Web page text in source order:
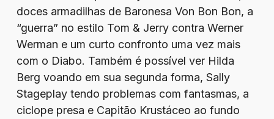
doces armadilhas de Baronesa Von Bon Bon, a
“guerra” no estilo Tom & Jerry contra Werner
Werman e um curto confronto uma vez mais
com o Diabo. Também é possível ver Hilda
Berg voando em sua segunda forma, Sally
Stageplay tendo problemas com fantasmas, a
ciclope presa e Capitão Krustáceo ao fundo